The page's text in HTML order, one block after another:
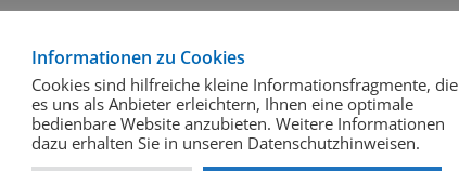
Informationen zu Cookies
Cookies sind hilfreiche kleine Informationsfragmente, die
es uns als Anbieter erleichtern, Ihnen eine optimale
bedienbare Website anzubieten. Weitere Informationen
dazu erhalten Sie in unseren Datenschutzhinweisen.